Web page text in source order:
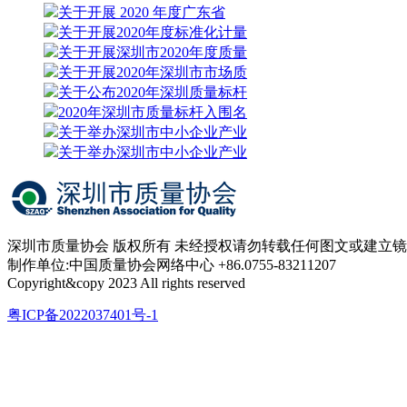
关于开展 2020 年度广东省
关于开展2020年度标准化计量
关于开展深圳市2020年度质量
关于开展2020年深圳市市场质
关于公布2020年深圳质量标杆
2020年深圳市质量标杆入围名
关于举办深圳市中小企业产业
关于举办深圳市中小企业产业
深圳市质量协会 版权所有 未经授权请勿转载任何图文或建立
制作单位:中国质量协会网络中心 +86.0755-83211207
Copyright&copy 2023 All rights reserved
粤ICP备2022037401号-1